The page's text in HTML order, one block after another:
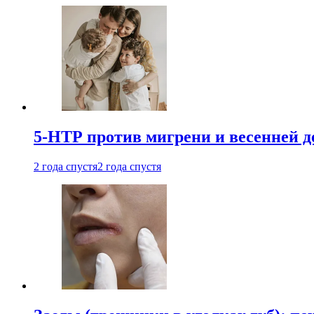
5-НТР против мигрени и весенней
2 года спустя2 года спустя